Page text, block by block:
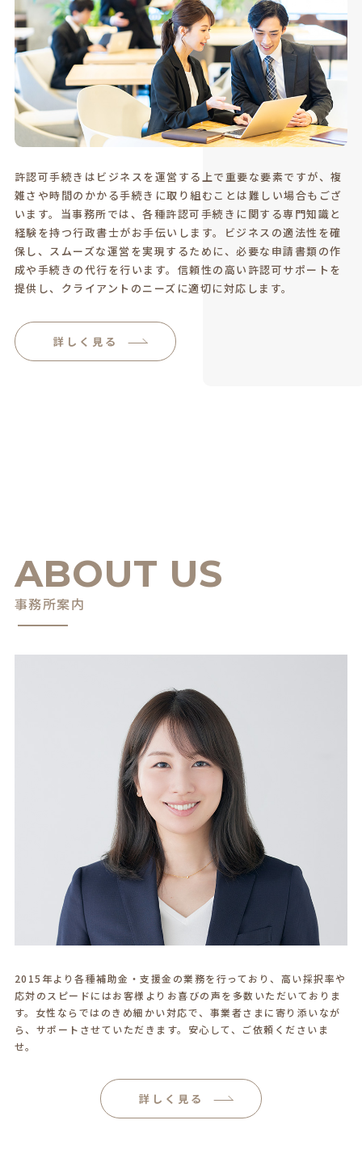
許認可手続きはビジネスを運営する上で重要な要素ですが、複
雑さや時間のかかる手続きに取り組むことは難しい場合もござ
います。当事務所では、各種許認可手続きに関する専門知識と
経験を持つ行政書士がお手伝いします。ビジネスの適法性を確
保し、スムーズな運営を実現するために、必要な申請書類の作
成や手続きの代行を行います。信頼性の高い許認可サポートを
提供し、クライアントのニーズに適切に対応します。
詳しく見る
ABOUT US
事務所案内
2015年より各種補助金・支援金の業務を行っており、高い採択率や
応対のスピードにはお客様よりお喜びの声を多数いただいておりま
す。女性ならではのきめ細かい対応で、事業者さまに寄り添いなが
ら、サポートさせていただきます。安心して、ご依頼くださいま
せ。
詳しく見る